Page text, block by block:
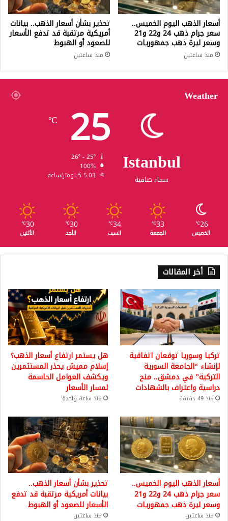
أسعار الذهب اليوم الخميس..
سعر جرام ذهب 24 و22 و21
وسعر ليرة ذهب جمهوريات
منذ ساعتين
تحذير بشأن أسعار الذهب.. بيانات
أمريكية مرتقبة قد تدفع الأسعار
للصعود أو الهبوط
منذ ساعتين
Weather
Istanbul
سماء صافية
25
℃
100%
5.03 كيلومتر/ساعة
26
℃
الخميس
33
℃
الجمعة
34
℃
السبت
30
℃
الأحد
30
℃
الأثنين
أخر المقالات
تركيا وسوريا توقعان اتفاقية
لإنشاء “الجامعة السورية
التركية” في دمشق.. منح
دراسية واعتراف بالشهادات
منذ 49 دقيقة
هل يستمر ارتفاع أسعار الذهب؟
إسلام مميش يحذر المستثمرين
ويكشف العوامل الحاسمة
لمسار الأسعار
منذ ساعة واحدة
أسعار الذهب اليوم الخميس..
سعر جرام ذهب 24 و22 و21
وسعر ليرة ذهب جمهوريات
منذ ساعتين
تحذير بشأن أسعار الذهب..
بيانات أمريكية مرتقبة قد تدفع
الأسعار للصعود أو الهبوط
منذ ساعتين